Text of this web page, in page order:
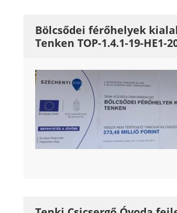
Bölcsődei férőhelyek
Tenken TOP-1.4.1-19-HE1-